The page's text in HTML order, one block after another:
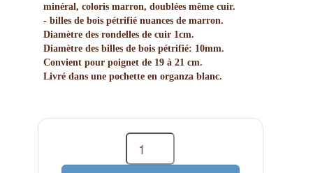
minéral, coloris marron, doublées même cuir.
- billes de bois pétrifié nuances de marron.
Diamètre des rondelles de cuir 1cm.
Diamètre des billes de bois pétrifié: 10mm.
Convient pour poignet de 19 à 21 cm.
Livré dans une pochette en organza blanc.